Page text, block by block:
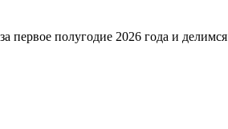
первое полугодие 2026 года и делимся